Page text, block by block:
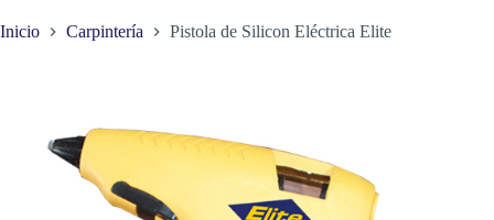
Inicio Carpintería Pistola de Silicon Eléctrica Elite